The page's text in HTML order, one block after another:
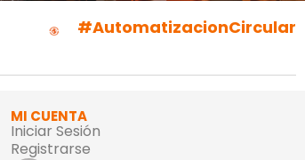
#AutomatizacionCircular
MI CUENTA
Iniciar Sesión
Registrarse